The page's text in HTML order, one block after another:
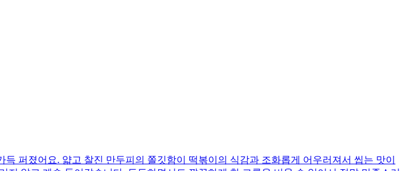
퍼졌어요. 얇고 찰진 만두피의 쫄깃함이 떡볶이의 식감과 조화롭게 어우러져서 씹는 맛이